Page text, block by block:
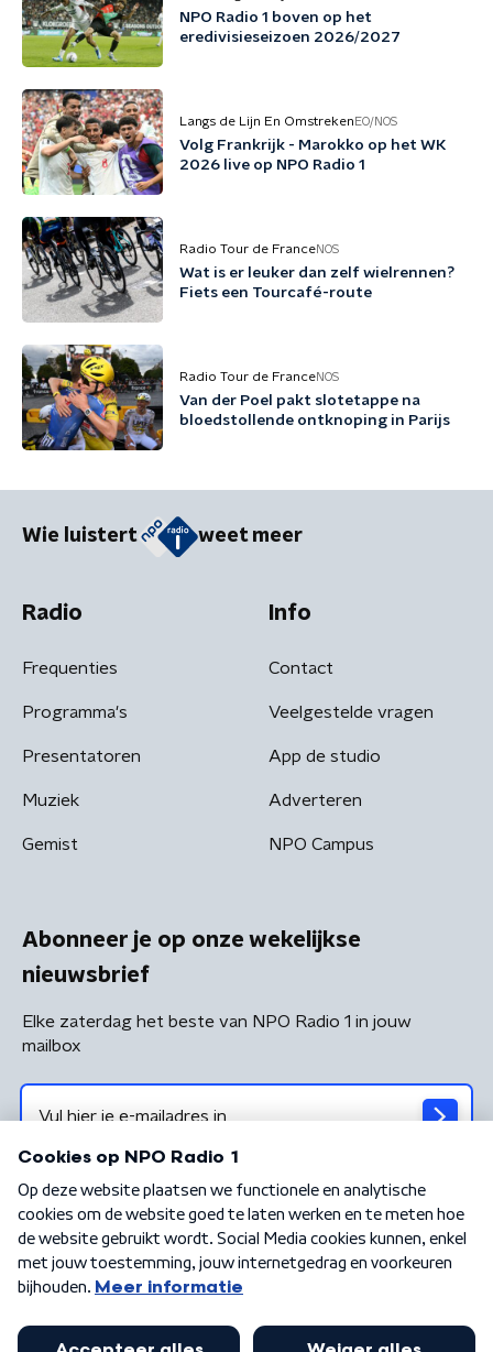
NPO Radio 1 boven op het
eredivisieseizoen 2026/2027
Langs de Lijn En Omstreken EO/NOS
Volg Frankrijk - Marokko op het WK
2026 live op NPO Radio 1
Radio Tour de FranceNOS
Wat is er leuker dan zelf wielrennen?
Fiets een Tourcafé-route
Radio Tour de FranceNOS
Van der Poel pakt slotetappe na
bloedstollende ontknoping in Parijs
Wie luistert weet meer
Radio
Frequenties
Programma's
Presentatoren
Muziek
Gemist
Info
Contact
Veelgestelde vragen
App de studio
Adverteren
NPO Campus
Abonneer je op onze wekelijkse
nieuwsbrief
Elke zaterdag het beste van NPO Radio 1 in jouw
mailbox
Algemene voorwaarden